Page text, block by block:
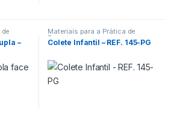
–
Materiais para a Prática de
Esportes
Colete Infantil – REF. 145-PG